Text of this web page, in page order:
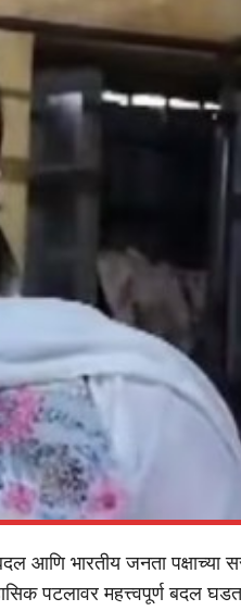
आणि भारतीय जनता पक्षाच्या
पटलावर महत्त्वपूर्ण बदल